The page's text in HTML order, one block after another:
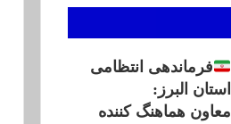
فرماندهی انتظامی
استان البرز:
معاون هماهنگ کننده